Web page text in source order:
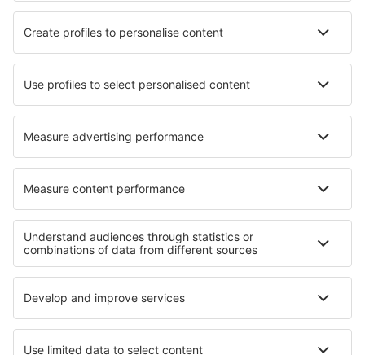
Hotely in Karrösten Hotely in Brives-sur-Charente
Hotely in Nimfaíon Hotely in Tavernoles
Hotely in Gualta Hotely in Cotariella
Hotely in Martellago Hotely in Westerrönfeld
Nejlepší hotely - regiony
Hotely na Lomboku Hotely na Bali Hotely v Guatemale
Hotely v Kantábrii Hotely v Aspenu Hotely in Los Rios
Hotely v Languedoc-Roussillon